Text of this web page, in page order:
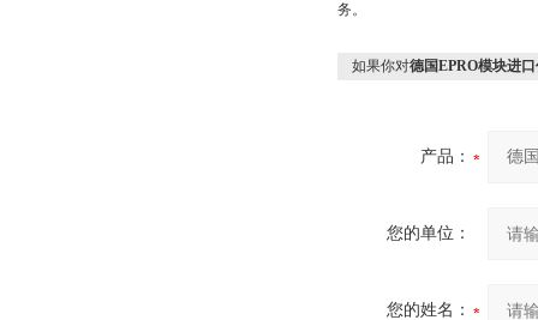
务。
如果你对德国EPRO模块进
产品：
您的单位：
您的姓名：